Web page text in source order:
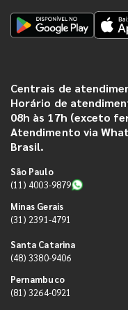
Centrais de
Horário de
08h às 17h (exceto
Atendimento via
Brasil.
São Paulo
(11) 4003-9879
Minas Gerais
(31) 2391-4791
Santa Catarina
(48) 3380-9406
Pernambuco
(81) 3264-0921